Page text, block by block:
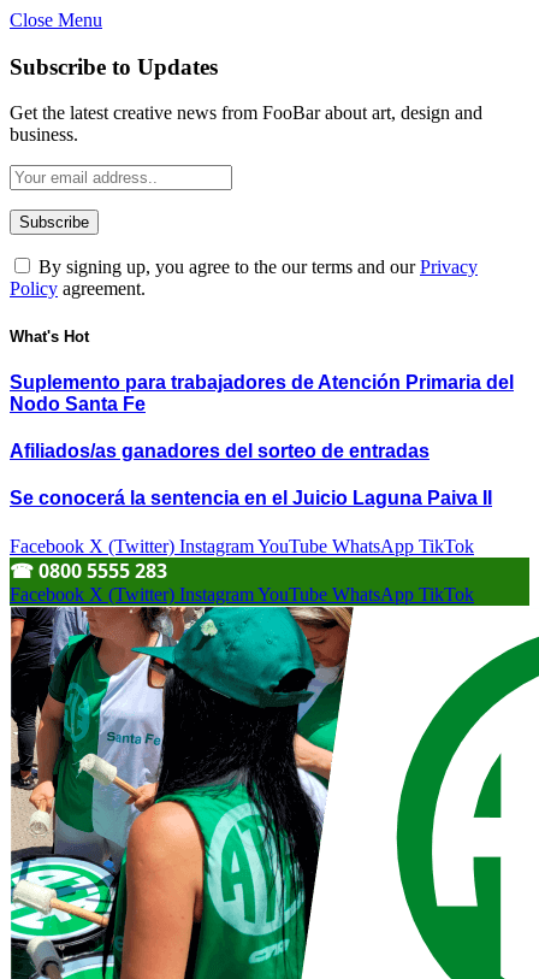
Close Menu
Subscribe to Updates
Get the latest creative news from FooBar about art, design and
business.
By signing up, you agree to the our terms and ourPrivacy
Policy agreement.
What's Hot
Suplemento para trabajadores de Atención Primaria del
Nodo Santa Fe
Afiliados/as ganadores del sorteo de entradas
Se conocerá la sentencia en el Juicio Laguna Paiva II
Facebook X (Twitter) InstagramYouTube WhatsApp TikTok
☎︎ 0800 5555 283
Facebook X (Twitter) InstagramYouTube WhatsApp TikTok